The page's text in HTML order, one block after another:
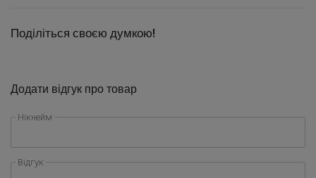
Поділіться своєю думкою!
Додати відгук про товар
Нікнейм
Відгук